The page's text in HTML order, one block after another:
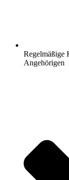
Regelmäßige
Angehörigen